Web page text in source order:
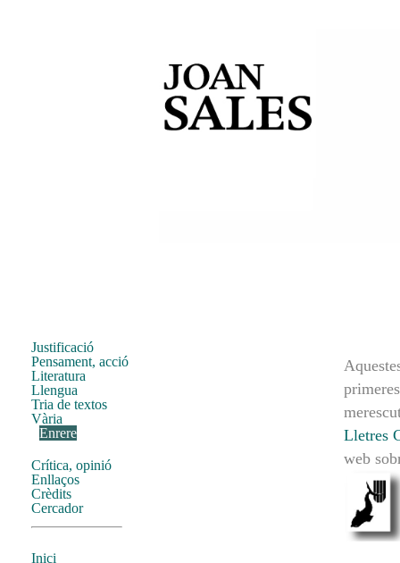
Justificació
Pensament, acció
Literatura
Llengua
Tria de textos
Vària
Enrere
Crítica, opinió
Enllaços
Crèdits
Cercador
Inici
Lletres
web